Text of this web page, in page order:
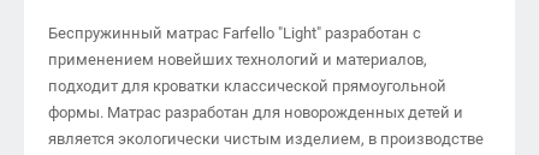
Беспружинный матрас Farfello "Light" разработан с
применением новейших технологий и материалов,
подходит для кроватки классической прямоугольной
формы. Матрас разработан для новорожденных детей и
является экологически чистым изделием, в производстве